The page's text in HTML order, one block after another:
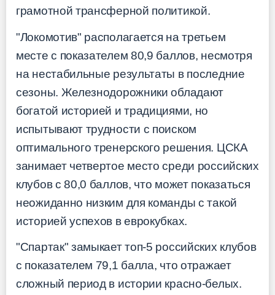
грамотной трансферной политикой.
"Локомотив" располагается на третьем
месте с показателем 80,9 баллов, несмотря
на нестабильные результаты в последние
сезоны. Железнодорожники обладают
богатой историей и традициями, но
испытывают трудности с поиском
оптимального тренерского решения. ЦСКА
занимает четвертое место среди российских
клубов с 80,0 баллов, что может показаться
неожиданно низким для команды с такой
историей успехов в еврокубках.
"Спартак" замыкает топ-5 российских клубов
с показателем 79,1 балла, что отражает
сложный период в истории красно-белых.